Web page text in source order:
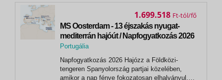
MS Oosterdam - 13 éjszakás nyugat-
mediterrán hajóút / Napfogyatkozás 2026
Portugália
Lisszabon
Napfogyatkozás 2026 Hajózz a Földközi-
tengeren Spanyolország partjai közelében,
amikor a nap fénye fokozatosan elhalványul,
1.699.518 Ft